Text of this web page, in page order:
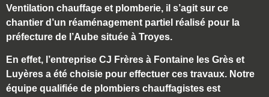
Ventilation chauffage et plomberie, il s’agit sur ce
chantier d’un réaménagement partiel réalisé pour la
préfecture de l’Aube située à Troyes.
En effet, l’entreprise CJ Frères à Fontaine les Grès et
Luyères a été choisie pour effectuer ces travaux. Notre
équipe qualifiée de plombiers chauffagistes est